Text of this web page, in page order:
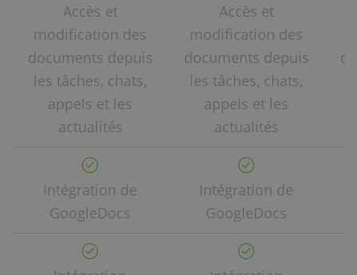
Accès et
modification des
documents depuis
les tâches, chats,
appels et les
actualités
Accès et
modification des
documents depuis
les tâches, chats,
appels et les
actualités
Intégration de
GoogleDocs
Intégration de
GoogleDocs